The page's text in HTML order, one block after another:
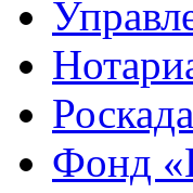
Фонд